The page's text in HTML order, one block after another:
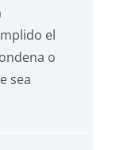
el
o
sea